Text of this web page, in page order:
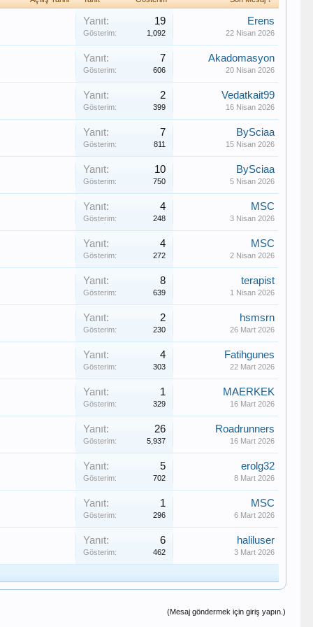
Yanıt: 19
Gösterim: 1,092
Erens
22 Nisan 2026
Yanıt: 7
Gösterim: 606
Akadomasyon
20 Nisan 2026
Yanıt: 2
Gösterim: 399
Vedatkait99
16 Nisan 2026
Yanıt: 7
Gösterim: 811
BySciaa
15 Nisan 2026
Yanıt: 10
Gösterim: 750
BySciaa
5 Nisan 2026
Yanıt: 4
Gösterim: 248
MSC
3 Nisan 2026
Yanıt: 4
Gösterim: 272
MSC
2 Nisan 2026
Yanıt: 8
Gösterim: 639
terapist
1 Nisan 2026
Yanıt: 2
Gösterim: 230
hsmsrn
26 Mart 2026
Yanıt: 4
Gösterim: 303
Fatihgunes
22 Mart 2026
Yanıt: 1
Gösterim: 329
MAERKEK
16 Mart 2026
Yanıt: 26
Gösterim: 5,937
Roadrunners
16 Mart 2026
Yanıt: 5
Gösterim: 702
erolg32
8 Mart 2026
Yanıt: 1
Gösterim: 296
MSC
6 Mart 2026
Yanıt: 6
Gösterim: 462
haliluser
3 Mart 2026
(Mesaj göndermek için giriş yapın.)